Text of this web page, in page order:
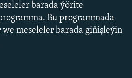
barada ýörite
Bu programmada
meseleler barada giňişleýin